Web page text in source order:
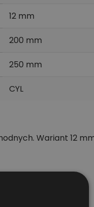
12 mm
200 mm
250 mm
CYL
Wariant 12